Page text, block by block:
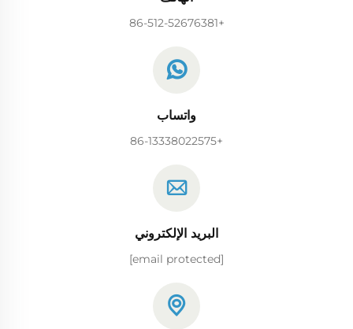
+86-512-52676381
واتساب
+86-13338022575
البريد الإلكتروني
[email protected]